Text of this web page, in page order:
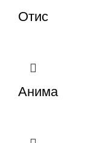
Отис
Анима